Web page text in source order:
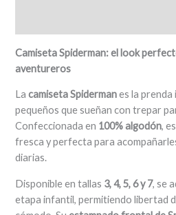
Camiseta Spiderman: el look
aventureros
Lacamiseta Spidermanes la prenda
pequeños que sueñan con trepar
Confeccionada en 100% algodón,
fresca y perfecta para
diarias.
Disponible en tallas 3, 4, 5, 6 y 7, se
etapa infantil, permitiendo libertad